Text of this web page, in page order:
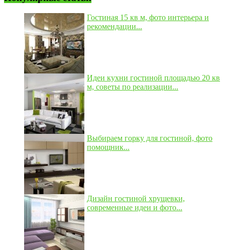
Гостиная 15 кв м, фото интерьера и
рекомендации...
Идеи кухни гостиной площадью 20 кв
м, советы по реализации...
Выбираем горку для гостиной, фото
помощник...
Дизайн гостиной хрущевки,
современные идеи и фото...